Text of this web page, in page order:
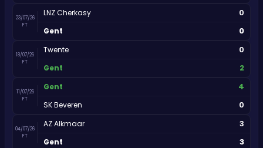
23/07/26
FT
LNZ Cherkasy 0
Gent 0
18/07/26
FT
Twente 0
Gent 2
11/07/26
FT
Gent 4
SK Beveren 0
04/07/26
FT
AZ Alkmaar 3
Gent 3